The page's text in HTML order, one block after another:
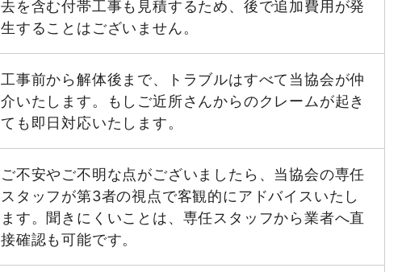
去を含む付帯工事も見積するため、後で追加費用が発
生することはございません。
工事前から解体後まで、トラブルはすべて当協会が仲
介いたします。もしご近所さんからのクレームが起き
ても即日対応いたします。
ご不安やご不明な点がございましたら、当協会の専任
スタッフが第3者の視点で客観的にアドバイスいたし
ます。聞きにくいことは、専任スタッフから業者へ直
接確認も可能です。